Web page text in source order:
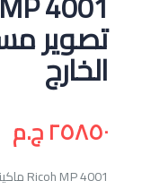
تصوير
الخارج
٢٥٨٥٠ ج.م
Ricoh MP 4001 ماكينة تصوير مستندات استعمال الخارج